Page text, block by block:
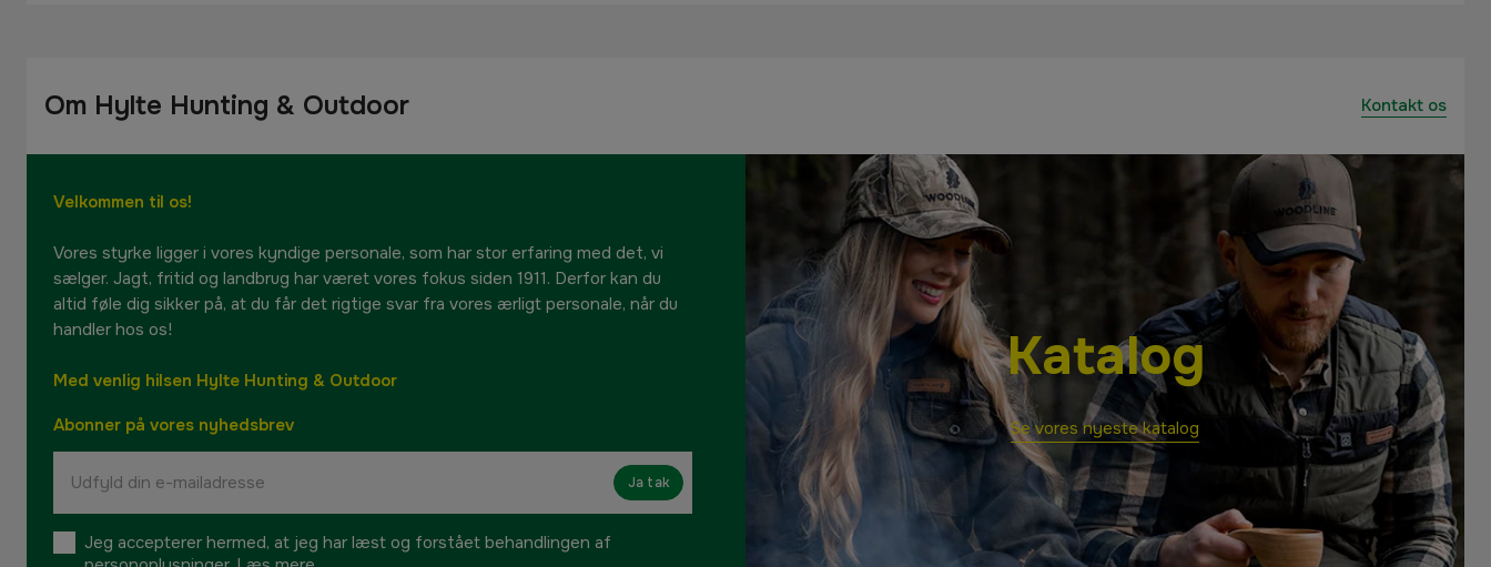
Om Hylte Hunting & Outdoor Kontakt os
Velkommen til os!
Vores styrke ligger i vores kyndige personale, som har stor erfaring med det, vi
sælger. Jagt, fritid og landbrug har været vores fokus siden 1911. Derfor kan du
altid føle dig sikker på, at du får det rigtige svar fra vores ærligt personale, når du
handler hos os!
Med venlig hilsen Hylte Hunting & Outdoor
Abonner på vores nyhedsbrev
Ja tak
Jeg accepterer hermed, at jeg har læst og forstået behandlingen af ​​
Katalog
Se vores nyeste katalog